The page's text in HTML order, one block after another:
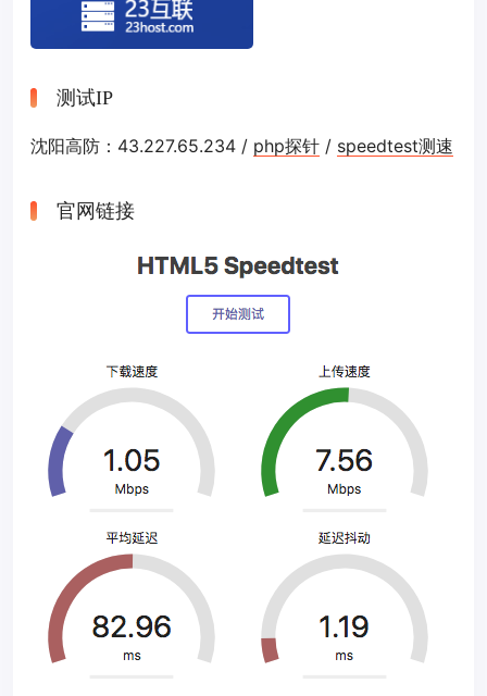
测试IP
沈阳高防：43.227.65.234 / php探针 / speedtest测速
官网链接